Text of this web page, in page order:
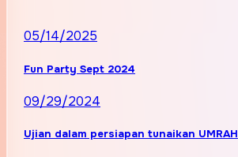
05/14/2025
Fun Party Sept 2024
09/29/2024
Ujian dalam persiapan tunaikan UMRAH